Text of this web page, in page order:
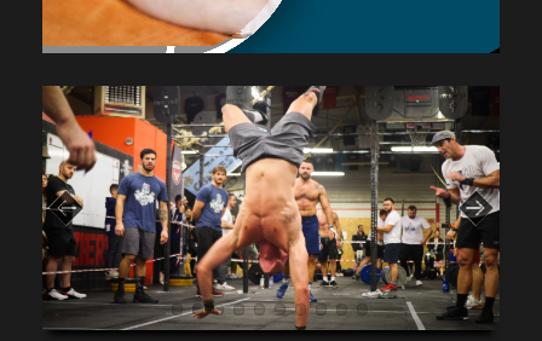
Item 1
Item 2
Item 3
Item 4
Item 5
Item 6
Item 7
Item 8
Item 9
Item 10